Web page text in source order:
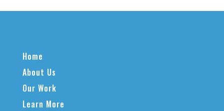
Home
About Us
Our Work
Learn More